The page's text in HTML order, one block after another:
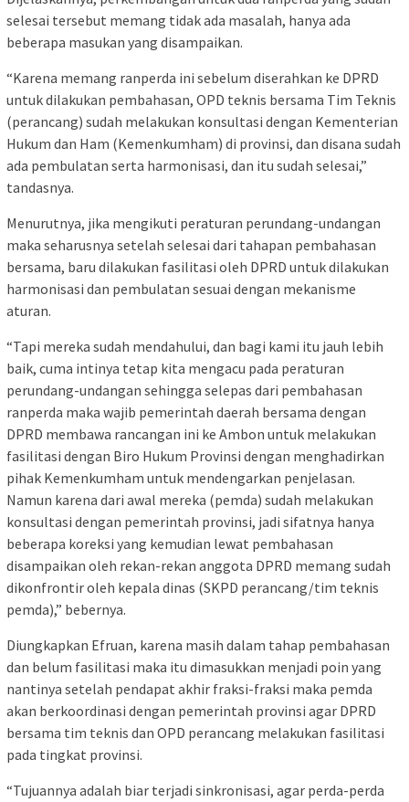
selesai tersebut memang tidak ada masalah, hanya ada
beberapa masukan yang disampaikan.
“Karena memang ranperda ini sebelum diserahkan ke DPRD
untuk dilakukan pembahasan, OPD teknis bersama Tim Teknis
(perancang) sudah melakukan konsultasi dengan Kementerian
Hukum dan Ham (Kemenkumham) di provinsi, dan disana sudah
ada pembulatan serta harmonisasi, dan itu sudah selesai,”
tandasnya.
Menurutnya, jika mengikuti peraturan perundang-undangan
maka seharusnya setelah selesai dari tahapan pembahasan
bersama, baru dilakukan fasilitasi oleh DPRD untuk dilakukan
harmonisasi dan pembulatan sesuai dengan mekanisme
aturan.
“Tapi mereka sudah mendahului, dan bagi kami itu jauh lebih
baik, cuma intinya tetap kita mengacu pada peraturan
perundang-undangan sehingga selepas dari pembahasan
ranperda maka wajib pemerintah daerah bersama dengan
DPRD membawa rancangan ini ke Ambon untuk melakukan
fasilitasi dengan Biro Hukum Provinsi dengan menghadirkan
pihak Kemenkumham untuk mendengarkan penjelasan.
Namun karena dari awal mereka (pemda) sudah melakukan
konsultasi dengan pemerintah provinsi, jadi sifatnya hanya
beberapa koreksi yang kemudian lewat pembahasan
disampaikan oleh rekan-rekan anggota DPRD memang sudah
dikonfrontir oleh kepala dinas (SKPD perancang/tim teknis
pemda),” bebernya.
Diungkapkan Efruan, karena masih dalam tahap pembahasan
dan belum fasilitasi maka itu dimasukkan menjadi poin yang
nantinya setelah pendapat akhir fraksi-fraksi maka pemda
akan berkoordinasi dengan pemerintah provinsi agar DPRD
bersama tim teknis dan OPD perancang melakukan fasilitasi
pada tingkat provinsi.
“Tujuannya adalah biar terjadi sinkronisasi, agar perda-perda